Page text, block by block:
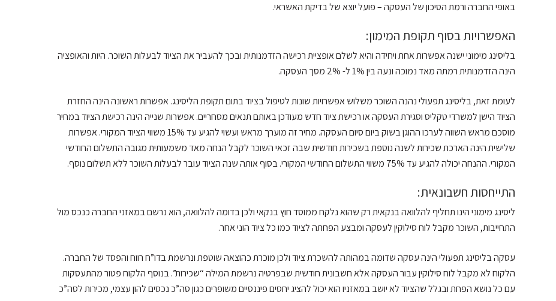
באופי החברה ורמת הסיכון של העסקה – פועל יוצא של בדיקת האשראי.
האפשרויות בסוף תקופת המימון:
בליסינג מימוני ישנה אפשרות אחת ויחידה והיא לשלם אופציית רכישה הזדמנותית ובכך להעביר את הציוד לבעלות השוכר. היות והאופציה
הינה הזדמנותית רמתה מאד נמוכה ונעה בין 1% ל- 2% מסך העסקה.
לעומת זאת, בליסינג תפעולי נהנה השוכר משלוש אפשרויות שונות לטיפול בציוד בתום תקופת הליסינג. אפשרות ראשונה הינה החזרת
הציוד הישן למשרדי טקליס וסגירת העסקה או רכישת ציוד חדש מעודכן באותם תנאים מסחריים. אפשרות שנייה הינה רכישת הציוד במחיר
מוסכם מראש השווה לערכו ההוגן בשוק ביום סיום העסקה. מחיר זה מוערך מראש ועשוי להגיע עד 15% משווי הציוד המקורי. אפשרות
שלישית הינה הארכת שכירות לשנה נוספת בשכירות חודשית שבה זכאי השוכר לקבל הנחה מאד משמעותית מגובה התשלום החודשי
המקורי. ההנחה יכולה להגיע עד 75% משווי התשלום החודשי המקורי. בסוף אותה שנה הציוד עובר לבעלות השוכר ללא תשלום נוסף.
התייחסות חשבונאית:
ליסינג מימוני הינו תחליף להלוואה בנקאית רק שהוא נלקח ממוסד חוץ בנקאי ולכן בדומה להלוואה, הוא נרשם במאזני החברה כנכס מול
התחייבות, השוכר מקבל לוח סילוקין לעסקה ומבצע הפחתה לציוד כמו כל ציוד הוני אחר.
עסקה בליסינג תפעולי הינה עסקה שדומה במהותה להשכרת ציוד ולכן מוכרת כהוצאה שוטפת ונרשמת בדו”ח רווח והפסד של החברה.
הלקוח לא מקבל לוח סילוקין עבור העסקה אלא חשבונית חודשית שבפרטיה נרשמת המילה “שכירות”. בנוסף הלקוח פטור מהתעסקות
עם כל נושא הפחת ובגלל שהציוד לא יושב במאזניו הוא יכול להציג יחסים פיננסיים משופרים כגון סה”כ נכסים להון עצמי, מכירות לסה”כ